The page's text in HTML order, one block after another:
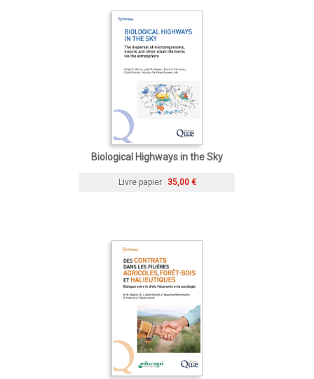
Biological Highways in the Sky
Livre papier 35,00 €